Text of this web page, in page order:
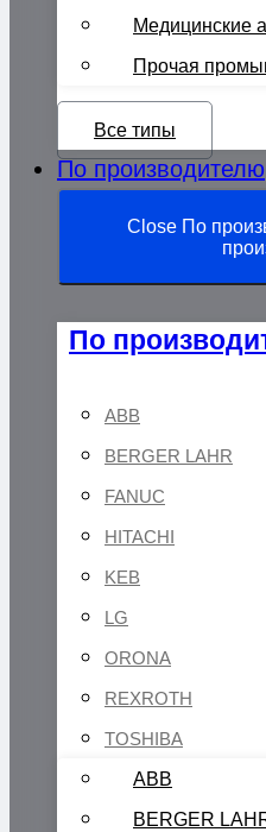
Медицинские
Прочая
Все типы
По производителю
Close По
По
ABB
BERGER LAHR
FANUC
HITACHI
KEB
LG
ORONA
REXROTH
TOSHIBA
ABB
BERGER